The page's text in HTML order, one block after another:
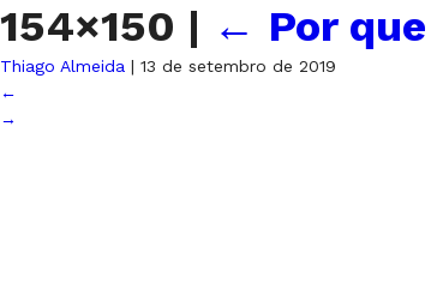
154×150 | ← Por
Thiago Almeida | 13 de setembro de 2019
←
→